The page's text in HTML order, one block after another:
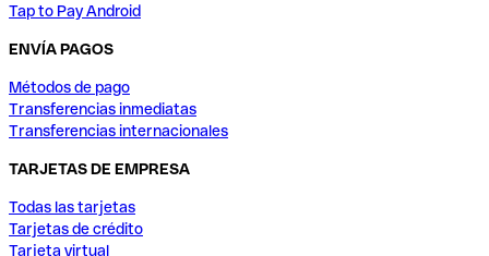
Tap to Pay Android
ENVÍA PAGOS
Métodos de pago
Transferencias inmediatas
Transferencias internacionales
TARJETAS DE EMPRESA
Todas las tarjetas
Tarjetas de crédito
Tarjeta virtual